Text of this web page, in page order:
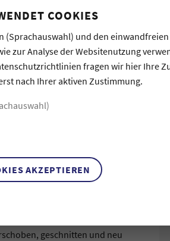
COOKIES
(Sprachauswahl) und den
zur Analyse der Websitenutzung
fragen wir hier Ihre
nach Ihrer aktiven Zustimmung.
AKZEPTIEREN
Weiterschreiben, stellte
ihre Wertschätzung.
im Padlet und
an die Autorin zu stellen:
Liste war lang und zeigte,
Begegnung spürbar verstärkt
Im Mittelpunkt standen
Sie gab den Kindern einen
Wie wird ein Buch gemacht?
– von der ersten Idee bis zum
zum Storyboard
kommt hinzu. Erste
geschnitten und neu